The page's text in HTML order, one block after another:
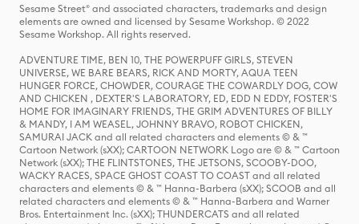
Sesame Street® and associated characters, trademarks and design
elements are owned and licensed by Sesame Workshop. © 2022
Sesame Workshop. All rights reserved.
ADVENTURE TIME, BEN 10, THE POWERPUFF GIRLS, STEVEN
UNIVERSE, WE BARE BEARS, RICK AND MORTY, AQUA TEEN
HUNGER FORCE, CHOWDER, COURAGE THE COWARDLY DOG, COW
AND CHICKEN , DEXTER'S LABORATORY, ED, EDD N EDDY, FOSTER'S
HOME FOR IMAGINARY FRIENDS, THE GRIM ADVENTURES OF BILLY
& MANDY, I AM WEASEL, JOHNNY BRAVO, ROBOT CHICKEN,
SAMURAI JACK and all related characters and elements © & ™
Cartoon Network (sXX); CARTOON NETWORK Logo are © & ™ Cartoon
Network (sXX); THE FLINTSTONES, THE JETSONS, SCOOBY-DOO,
WACKY RACES, SPACE GHOST COAST TO COAST and all related
characters and elements © & ™ Hanna-Barbera (sXX); SCOOB and all
related characters and elements © & ™ Hanna-Barbera and Warner
Bros. Entertainment Inc. (sXX); THUNDERCATS and all related